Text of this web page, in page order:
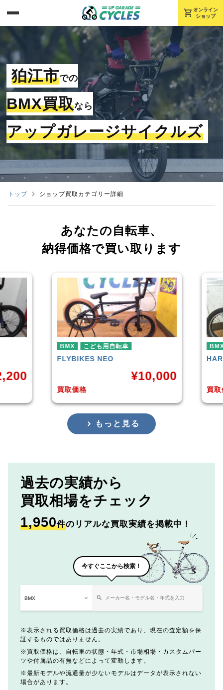
shopping_cart オンライン
ショップ
狛江市での
BMX買取なら
アップガレージサイクルズ
トップ ショップ買取カテゴリー詳細
あなたの自転車、
納得価格で買い取ります
BMX こども用自転車
FLYBIKESNEO
買取価格
¥10,000
BMX
買取
もっと見る
過去の実績から
買取相場をチェック
1,950件のリアルな買取実績を掲載中！
今すぐここから検索！
表示される買取価格は過去の実績であり、現在の査定額を保
証するものではありません。
買取価格は、自転車の状態・年式・市場相場・カスタムパー
ツや付属品の有無などによって変動します。
最新モデルや流通量が少ないモデルはデータが表示されない
場合があります。